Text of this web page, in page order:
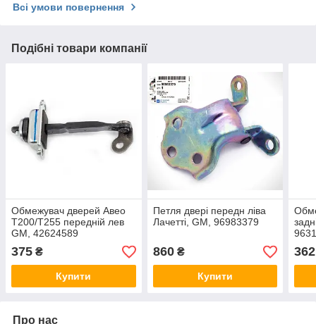
Всі умови повернення
Подібні товари компанії
Обмежувач дверей Авео
Т200/Т255 передній лев
GM, 42624589
375 ₴
Купити
Петля двері передн ліва
Лачетті, GM, 96983379
860₴
Купити
362
Про нас